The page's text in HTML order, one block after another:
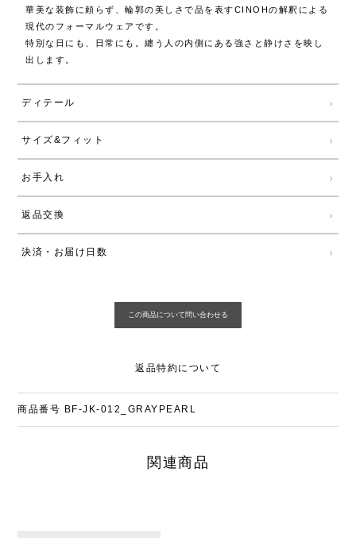
華美な装飾に頼らず、輪郭の美しさで品を表すCINOHの解釈による
現代のフォーマルウェアです。
特別な日にも、日常にも。纏う人の内側にある強さと静けさを映し
出します。
ディテール
サイズ&フィット
お手入れ
返品交換
決済・お届け日数
返品特約について
商品番号 BF-JK-012_GRAYPEARL
関連商品